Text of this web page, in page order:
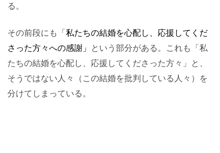
る。
その前段にも「私たちの結婚を心配し、応援してくだ
さった方々への感謝」
という部分がある。これも「私
たちの結婚を心配し、応援してくださった方々」と、
そうではない人々（この結婚を批判している人々）を
分けてしまっている。